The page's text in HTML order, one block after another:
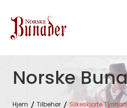
Norske
Hjem Tilbehør Silkeskjorte